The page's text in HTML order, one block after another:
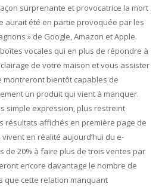
surprenante et provocatrice la mort
aurait été en partie provoquée par les
» de Google, Amazon et Apple.
vocales qui en plus de répondre à
de votre maison et vous assister
montreront bientôt capables de
un produit qui vient à manquer.
simple expression, plus restreint
résultats affichés en première page de
vivent en réalité aujourd’hui du e-
de 20% à faire plus de trois ventes par
encore davantage le nombre de
que cette relation manquant